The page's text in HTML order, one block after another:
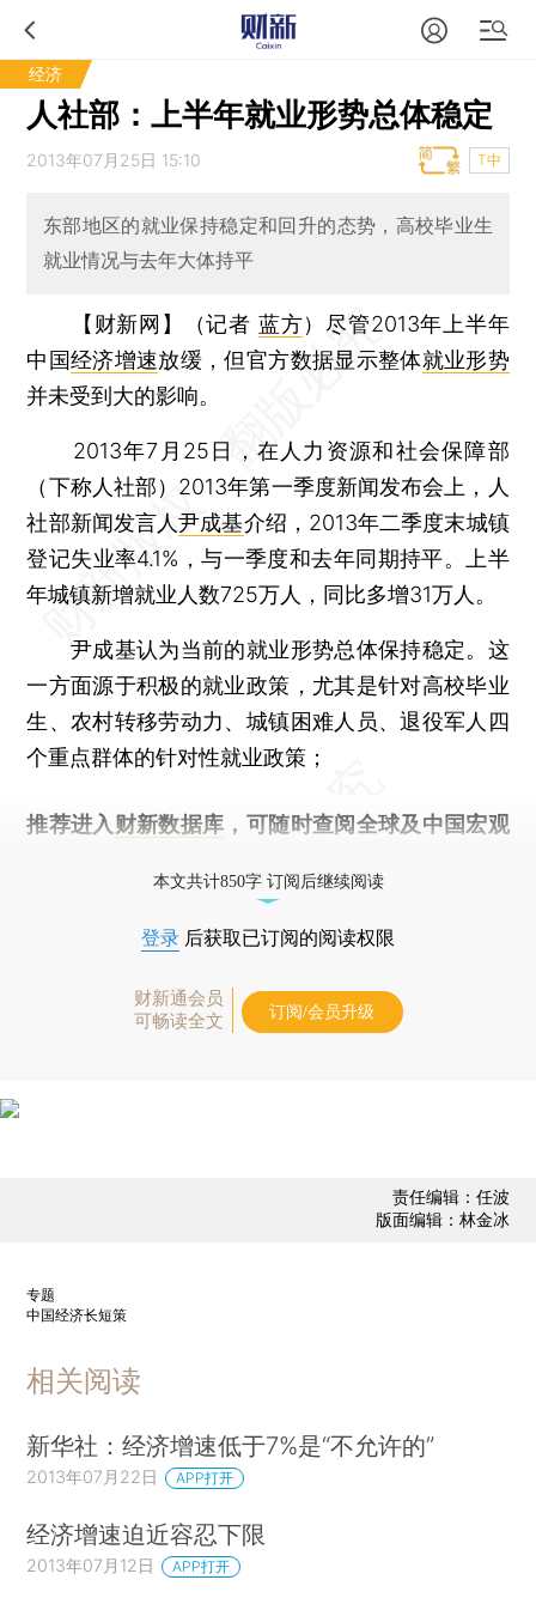
经济
人社部：上半年就业形势总体稳定
2013年07月25日 15:10 T中
东部地区的就业保持稳定和回升的态势，高校毕业生
就业情况与去年大体持平
【财新网】（记者 蓝方）尽管2013年上半年
中国经济增速放缓，但官方数据显示整体就业形势
并未受到大的影响。
2013年7月25日，在人力资源和社会保障部
（下称人社部）2013年第一季度新闻发布会上，人
社部新闻发言人尹成基介绍，2013年二季度末城镇
登记失业率4.1%，与一季度和去年同期持平。上半
年城镇新增就业人数725万人，同比多增31万人。
尹成基认为当前的就业形势总体保持稳定。这
一方面源于积极的就业政策，尤其是针对高校毕业
生、农村转移劳动力、城镇困难人员、退役军人四
个重点群体的针对性就业政策；
推荐进入 财新数据库 ，可随时查阅全球及中国宏观
本文共计850字 订阅后继续阅读
登录 后获取已订阅的阅读权限
财新通会员
可畅读全文
订阅/会员升级
责任编辑：任波
版面编辑：林金冰
专题
中国经济长短策
相关阅读
新华社：经济增速低于7%是“不允许的”
2013年07月22日 APP打开
经济增速迫近容忍下限
2013年07月12日 APP打开